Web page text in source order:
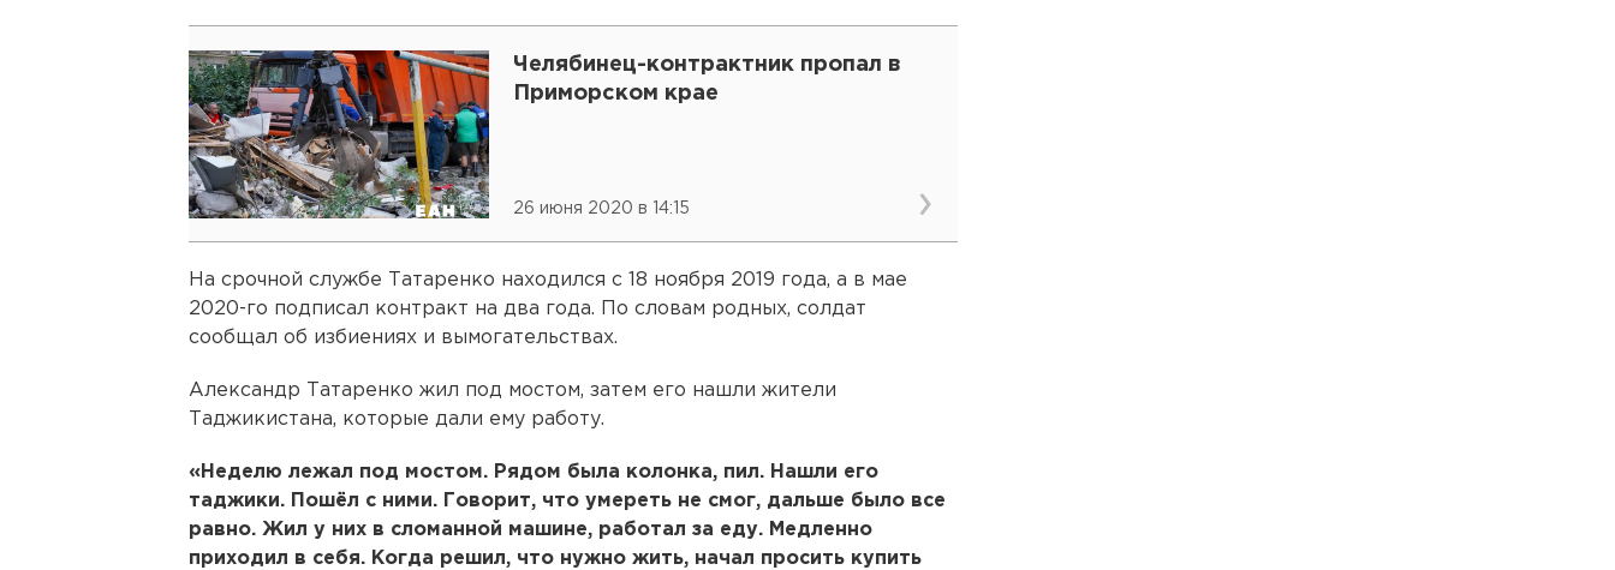
Челябинец-контрактник пропал в
Приморском крае
26 июня 2020 в 14:15
На срочной службе Татаренко находился с 18 ноября 2019 года, а в мае
2020-го подписал контракт на два года. По словам родных, солдат
сообщал об избиениях и вымогательствах.
Александр Татаренко жил под мостом, затем его нашли жители
Таджикистана, которые дали ему работу.
«Неделю лежал под мостом. Рядом была колонка, пил. Нашли его
таджики. Пошёл с ними. Говорит, что умереть не смог, дальше было все
равно. Жил у них в сломанной машине, работал за еду. Медленно
приходил в себя. Когда решил, что нужно жить, начал просить купить